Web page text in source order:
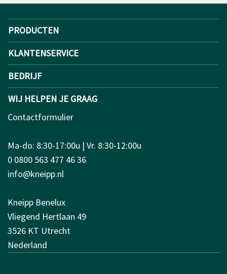
PRODUCTEN
KLANTENSERVICE
BEDRIJF
WIJ HELPEN JE GRAAG
Contactformulier
Ma-do: 8:30-17:00u | Vr. 8:30-12:00u
0 0800 563 477 46 36
info@kneipp.nl
Kneipp Benelux
Vliegend Hertlaan 49
3526 KT Utrecht
Nederland